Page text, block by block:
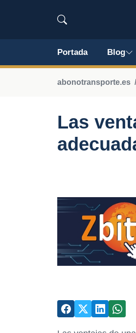
Portada Blog
abonotransporte.es
Las